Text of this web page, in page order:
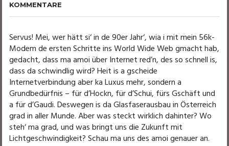
KOMMENTARE
Servus! Mei, wer hätt si‘ in de 90er Jahr‘, wia i mit mein 56k-
Modem de ersten Schritte ins World Wide Web gmacht hab,
gedacht, dass ma amoi über Internet red’n, des so schnell is,
dass da schwindlig wird? Heit is a gscheide
Internetverbindung aber ka Luxus mehr, sondern a
Grundbedürfnis – für d’Hockn, für d’Schui, fürs Gschäft und
a für d’Gaudi. Deswegen is da Glasfaserausbau in Österreich
grad in aller Munde. Aber was steckt wirklich dahinter? Wo
steh‘ ma grad, und was bringt uns die Zukunft mit
Lichtgeschwindigkeit? Schau ma uns des amoi genauer an.